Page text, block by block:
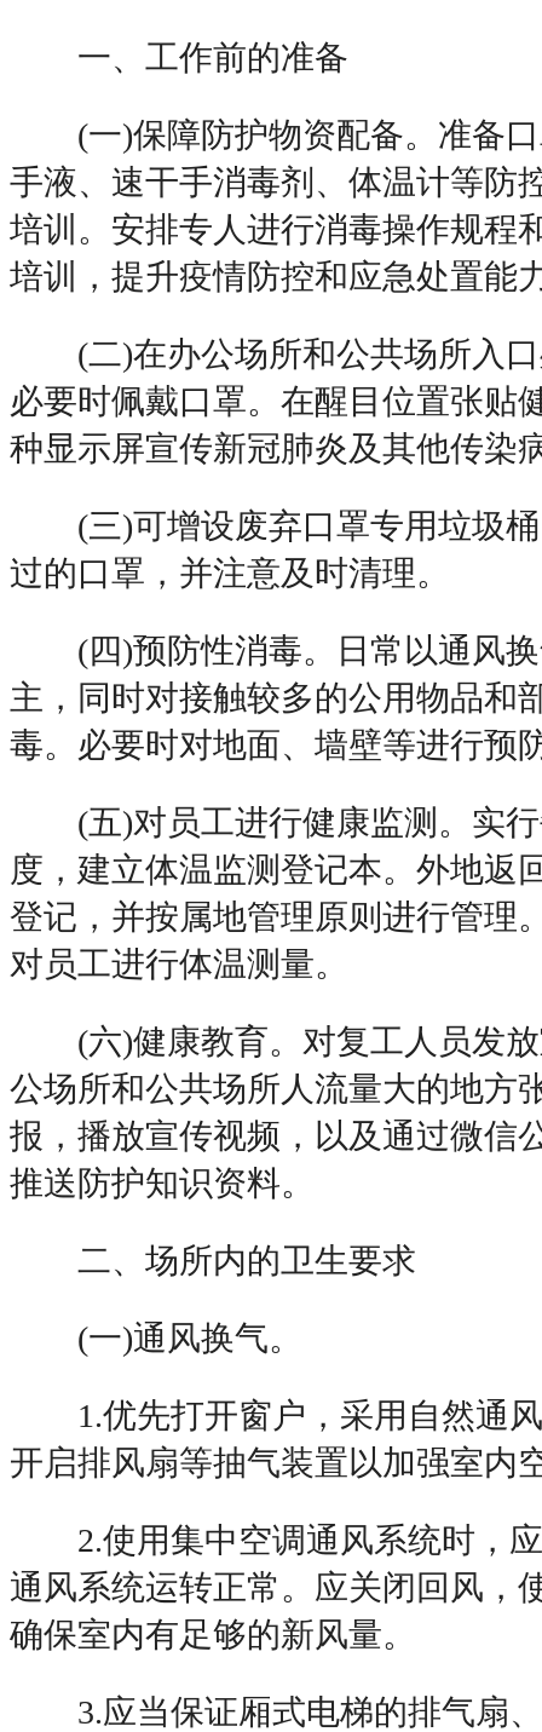
一、工作前的准备
(一)保障防护物资配备。准备口
手液、速干手消毒剂、体温计等防
培训。安排专人进行消毒操作规程
培训，提升疫情防控和应急处置能
(二)在办公场所和公共场所入口
必要时佩戴口罩。在醒目位置张贴
种显示屏宣传新冠肺炎及其他传染
(三)可增设废弃口罩专用垃圾桶
过的口罩，并注意及时清理。
(四)预防性消毒。日常以通风换
主，同时对接触较多的公用物品和
毒。必要时对地面、墙壁等进行预
(五)对员工进行健康监测。实行
度，建立体温监测登记本。外地返
登记，并按属地管理原则进行管理
对员工进行体温测量。
(六)健康教育。对复工人员发放
公场所和公共场所人流量大的地方
报，播放宣传视频，以及通过微信
推送防护知识资料。
二、场所内的卫生要求
(一)通风换气。
1.优先打开窗户，采用自然通风
开启排风扇等抽气装置以加强室内
2.使用集中空调通风系统时，应
通风系统运转正常。应关闭回风，
确保室内有足够的新风量。
3.应当保证厢式电梯的排气扇、